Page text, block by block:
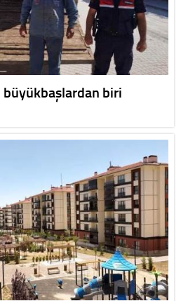
büyükbaşlardan biri